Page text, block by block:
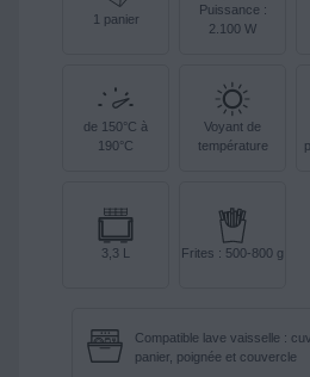
1 panier
Puissance :
2.100 W
de 150°C à
190°C
Voyant de
température
3,3 L Frites : 500-800 g
Compatible lave vaisselle :
panier, poignée et couvercle